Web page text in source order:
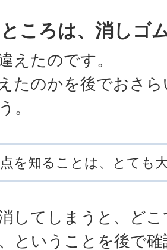
ころは、消しゴ
えたのです。
たのかを後でおさ
。
を知ることは、とても
してしまうと、ど
ということを後で